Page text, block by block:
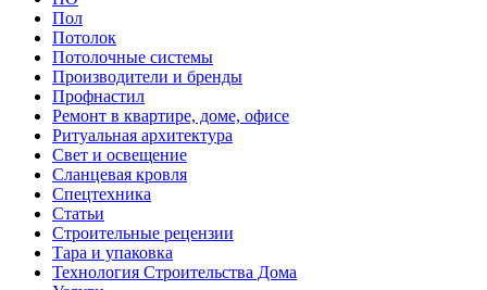
Пол
Потолок
Потолочные системы
Производители и бренды
Профнастил
Ремонт в квартире, доме, офисе
Ритуальная архитектура
Свет и освещение
Сланцевая кровля
Спецтехника
Статьи
Строительные рецензии
Тара и упаковка
Технология Строительства Дома